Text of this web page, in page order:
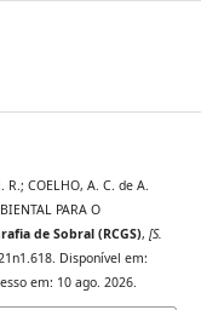
R.; COELHO, A. C. de A.
PARA O
de Sobral (RCGS), [S.
Disponível em:
em: 10 ago. 2026.